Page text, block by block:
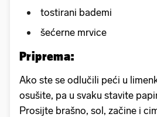
tostirani bademi
šećerne mrvice
Priprema:
Ako ste se odlučili peći u
osušite, pa u svaku stavite
Prosijte brašno, sol, začine i